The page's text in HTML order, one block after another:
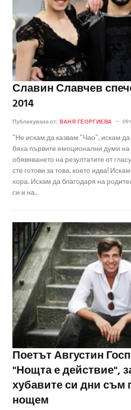
Славин Славчев
2014
Публикувана от: ВАНЯ ГЕОРГИЕВА 09
"Не искам да казвам "Чао", искам
бяха първите емоционални думи на
обявяването на резултатите от
сте готови за това, което идва!
хора. Искам да благодаря на
си и на..
Поетът Августин
"Нощта е действие",
хубавите си дни съм
нощем